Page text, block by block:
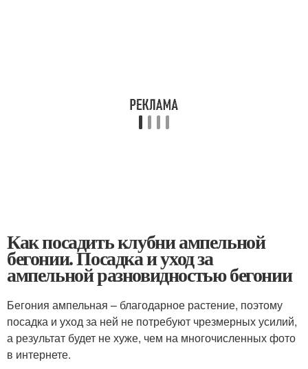
Как посадить клубни ампельной
бегонии. Посадка и уход за
ампельной разновидностью бегонии
Бегония ампельная – благодарное растение, поэтому
посадка и уход за ней не потребуют чрезмерных усилий,
а результат будет не хуже, чем на многочисленных фото
в интернете.